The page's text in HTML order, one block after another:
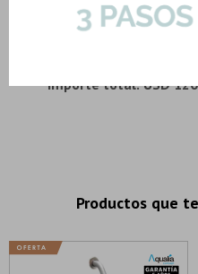
-
Importe total:USD
Productos que